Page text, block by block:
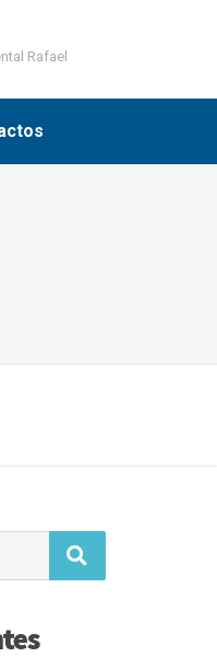
Rafael